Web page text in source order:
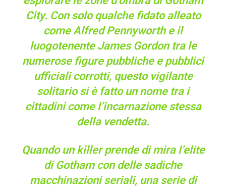
City. Con solo qualche fidato alleato
come Alfred Pennyworth e il
luogotenente James Gordon tra le
numerose figure pubbliche e pubblici
ufficiali corrotti, questo vigilante
solitario si è fatto un nome tra i
cittadini come l’incarnazione stessa
della vendetta.
Quando un killer prende di mira l’elite
di Gotham con delle sadiche
macchinazioni seriali, una serie di